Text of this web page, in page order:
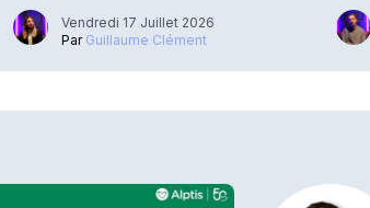
Vendredi 17 Juillet 2026
Par Guillaume Clément